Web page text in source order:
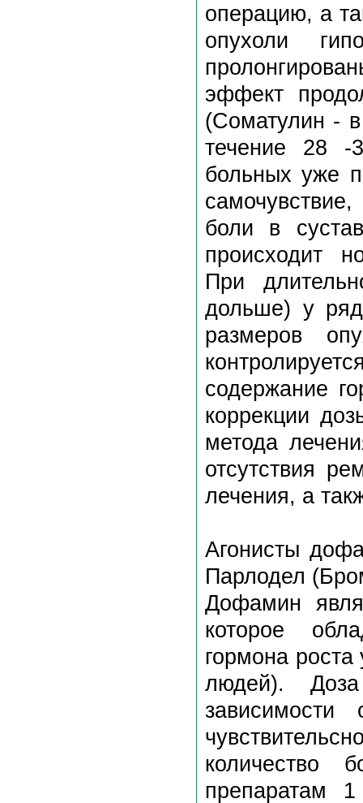
операцию, а
опухоли
эффект
(Соматулин -
течение 28 -
больных уже
боли в
происходит
При
дольше) у
размеров
содержание
коррекции
метода
отсутствия
лечения, а
Агонисты
Парлодел
Дофамин
которое
гормона
людей).
зависимости
количество
препаратам